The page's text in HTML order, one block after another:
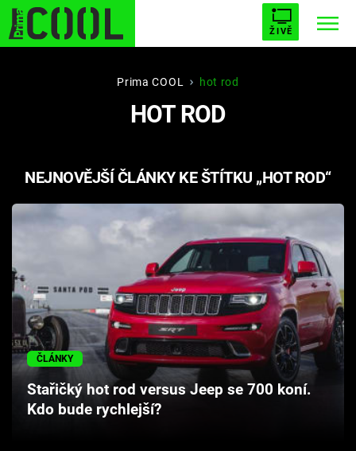
ŽIVĚ
STARHOUSE BUFFY, PŘEMOŽITELKA UPÍRŮ
PLNEJ KOTEL AVENGERS 5
Témata
Seriály
Hry
Cool Esport
Pořady
Prima COOL hot rod
HOT ROD
NEJNOVĚJŠÍ ČLÁNKY KE ŠTÍTKU „HOT ROD“
ČLÁNKY
Stařičký hot rod versus Jeep se 700 koní.
Kdo bude rychlejší?